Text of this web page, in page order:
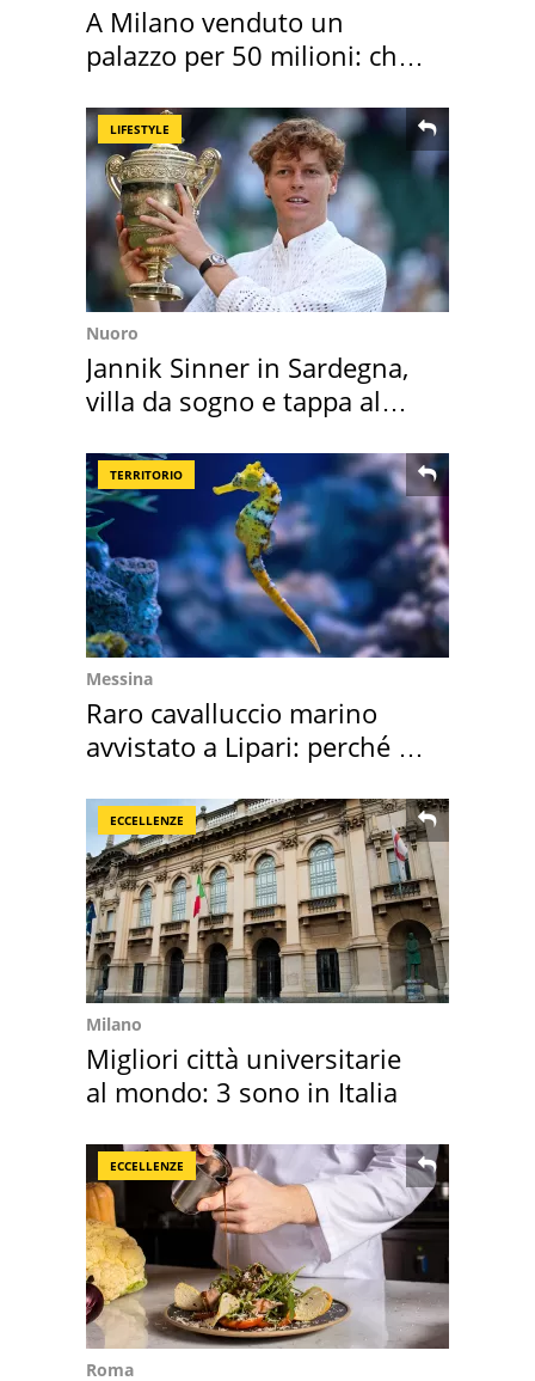
A Milano venduto un
palazzo per 50 milioni: chi
LIFESTYLE
Nuoro
Jannik Sinner in Sardegna,
villa da sogno e tappa al
TERRITORIO
Messina
Raro cavalluccio marino
avvistato a Lipari: perché è
ECCELLENZE
Milano
Migliori città universitarie
al mondo: 3 sono in Italia
ECCELLENZE
Roma